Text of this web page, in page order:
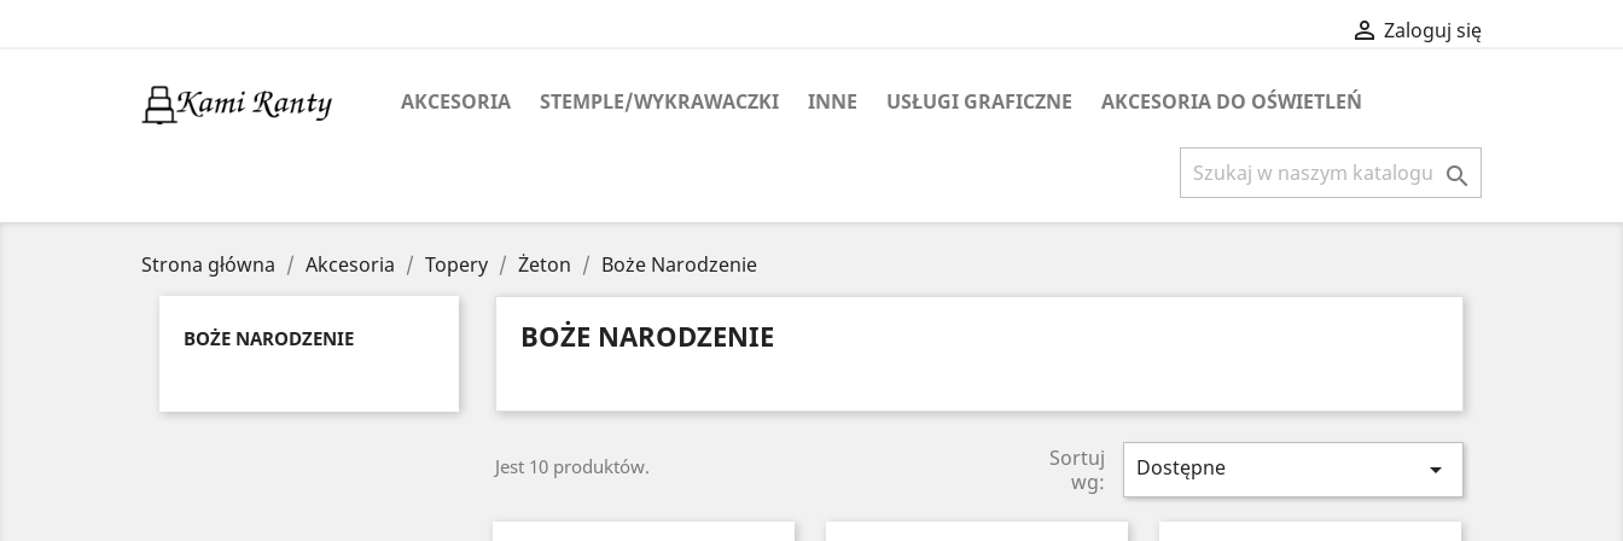
 Zaloguj się
AKCESORIA STEMPLE/WYKRAWACZKI INNE USŁUGI GRAFICZNE AKCESORIA DO OŚWIETLEŃ

Strona główna Akcesoria Topery Żeton Boże Narodzenie
BOŻE NARODZENIE BOŻE NARODZENIE
Jest 10 produktów.
Sortuj
wg:
Dostępne 